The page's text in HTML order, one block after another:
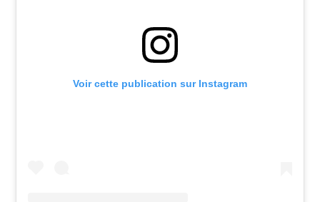
Voir cette publication sur Instagram